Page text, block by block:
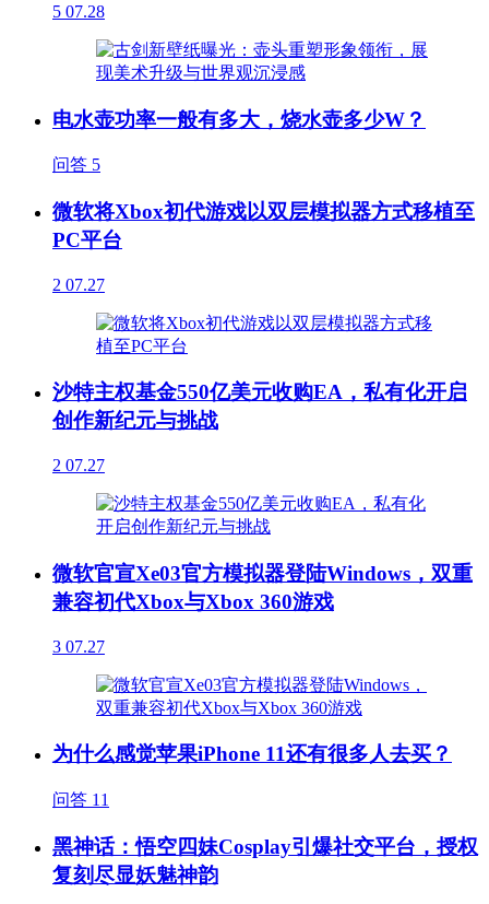
5 07.28
电水壶功率一般有多大，烧水壶多少W？
问答 5
微软将Xbox初代游戏以双层模拟器方式移植至
PC平台
2 07.27
沙特主权基金550亿美元收购EA，私有化开启
创作新纪元与挑战
2 07.27
微软官宣Xe03官方模拟器登陆Windows，双重
兼容初代Xbox与Xbox 360游戏
3 07.27
为什么感觉苹果iPhone 11还有很多人去买？
问答 11
黑神话：悟空四妹Cosplay引爆社交平台，授权
复刻尽显妖魅神韵